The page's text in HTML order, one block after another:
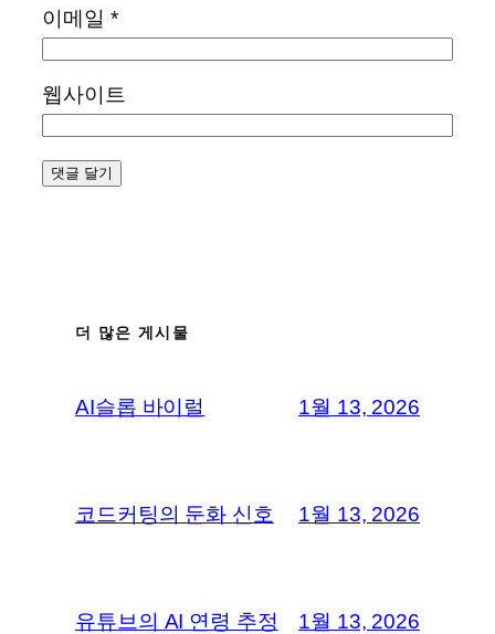
이메일 *
웹사이트
더 많은 게시물
AI슬롭 바이럴 1월 13, 2026
코드커팅의 둔화 신호 1월 13, 2026
유튜브의 AI 연령 추정 1월 13, 2026